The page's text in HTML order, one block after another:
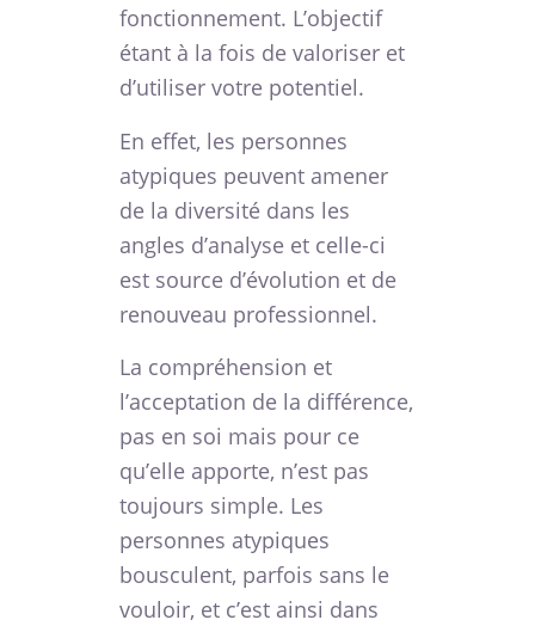
fonctionnement. L’objectif
étant à la fois de valoriser et
d’utiliser votre potentiel.
En effet, les personnes
atypiques peuvent amener
de la diversité dans les
angles d’analyse et celle-ci
est source d’évolution et de
renouveau professionnel.
La compréhension et
l’acceptation de la différence,
pas en soi mais pour ce
qu’elle apporte, n’est pas
toujours simple. Les
personnes atypiques
bousculent, parfois sans le
vouloir, et c’est ainsi dans